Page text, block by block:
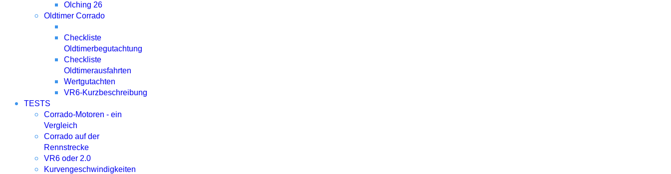
Olching 26
Oldtimer Corrado
Checkliste
Oldtimerbegutachtung
Checkliste
Oldtimerausfahrten
Wertgutachten
VR6-Kurzbeschreibung
TESTS
Corrado-Motoren - ein
Vergleich
Corrado auf der
Rennstrecke
VR6 oder 2.0
Kurvengeschwindigkeiten